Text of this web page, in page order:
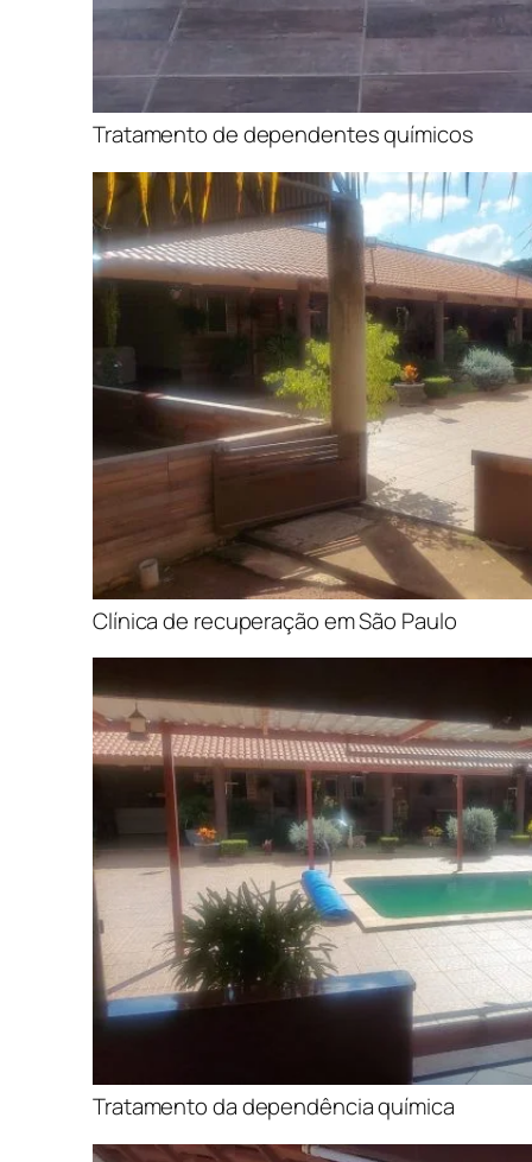
Tratamento de dependentes químicos
Clínica de recuperação em São Paulo
Tratamento da dependência química